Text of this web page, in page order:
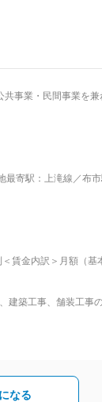
業・民間事業を兼ね
負っております。 ■業務詳
に従事するにあたり
る総合建設企業で
寄駅：上滝線／布
賃金内訳＞月額（
す。月給(月額)は固
建築工事、舗装工事
なる